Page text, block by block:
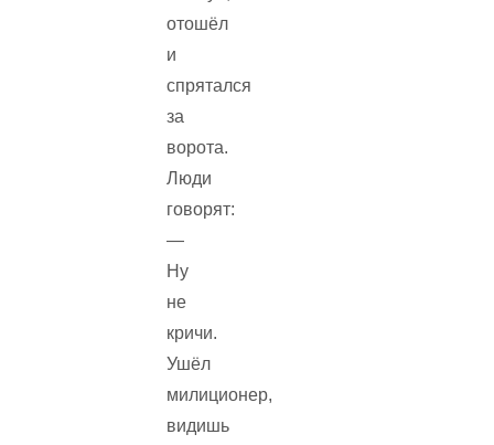
отошёл
и
спрятался
за
ворота.
Люди
говорят:
—
Ну
не
кричи.
Ушёл
милиционер,
видишь